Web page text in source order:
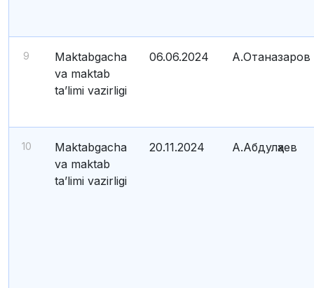
9
Maktabgacha
va maktab
ta’limi vazirligi
06.06.2024 А.Отаназаров
10
Maktabgacha
va maktab
ta’limi vazirligi
20.11.2024 А.Абдулҳаев